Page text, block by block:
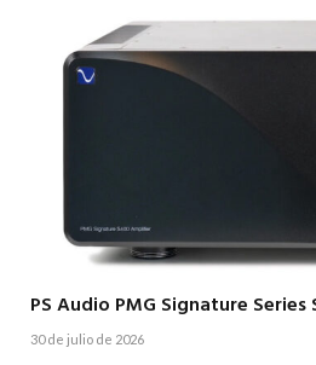
PS Audio PMG Signature Series
30 de julio de 2026